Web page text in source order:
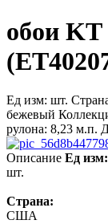
обои KT
Ед изм: шт.
бежевый
рулона: 8,23 м.п.
Описание Ед изм:
шт.
Страна:
США